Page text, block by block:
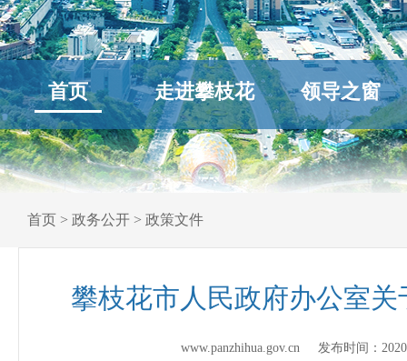
首页 走进攀枝花 领导之窗
首页 > 政务公开 > 政策文件
攀枝花市人民政府办公室
www.panzhihua.gov.cn 发布时间：